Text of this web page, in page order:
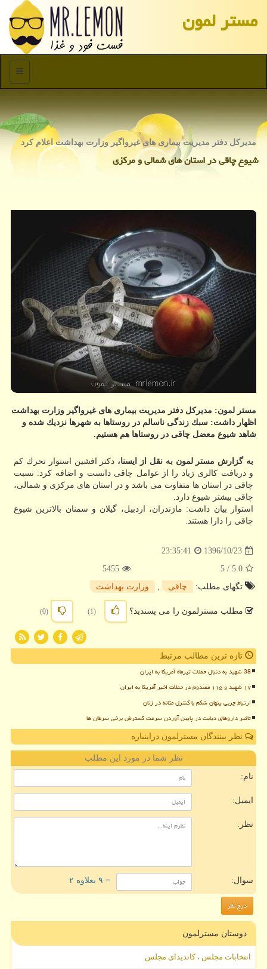
مستر لمون
منو
مدیركل دفتر مدیریت بیماری های غیرواگیر وزارت بهداشت اعلام كرد
شیوع چاقی در استان های شمالی و مركزی
مستر لمون: مدیركل دفتر مدیریت بیماری های غیرواگیر وزارت بهداشت
اظهار داشت: سبك زندگی ناسالم در روستاها به شهرها نزدیك شده و
شاهد شیوع معضل چاقی در روستاها هم هستیم.
به گزارش مستر لمون به نقل از ایسنا، دكتر افشین استوار تحرك كم
و دریافت كالری زیاد را از عوامل چاقی دانست و اضافه كرد: نسبت
چاقی در استان ها متفاوت می باشد و در استان های مركزی و شمالی،
چاقی بیشتر شیوع دارد.
استوار بیان داشت: مازندران، اردبیل، گیلان و سمنان بالاترین شیوع
چاقی را دارا هستند.
1396/10/23
23:35:41
5.0
/ 5
5455
تگهای مطلب:
چاقی , وزارت بهداشت
مطلب مسترلمون را می پسندید؟ (1)
(0)
تازه ترین مطالب مرتبط
38 شهید به دنبال حملات تیرماه آمریکا به ایران
۱۷ شهید و ۱۱۵ مصدوم در حملات اخیر آمریکا به ایران
ارتباط چربی پنهان شکم با کنترل مثانه در زنان
تاثیر داروهای دیابت در پایین آوردن سرعت گسترش برخی سرطان ها
نظر بینندگان مسترلمون دراینباره
نظر شما در مورد این مطلب
نام:
ایمیل:
نظر:
سوال: = ۹ بعلاوه ۲
دوستان مسترلمون
انتخابات مجلس ، کاندیدای مجلس